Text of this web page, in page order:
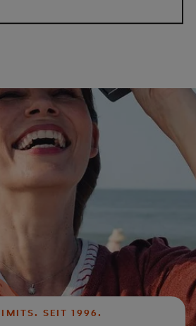
insgesamt 1.200 Euro
um
SEIT 1996.